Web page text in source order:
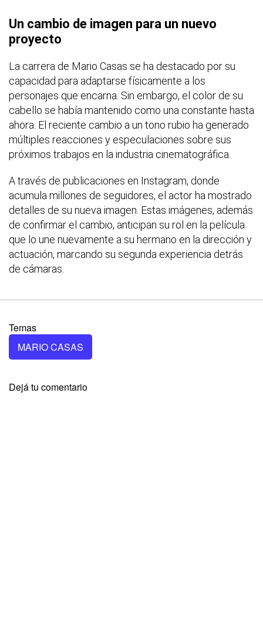
Un cambio de imagen para un nuevo
proyecto
La carrera de Mario Casas se ha destacado por su
capacidad para adaptarse físicamente a los
personajes que encarna. Sin embargo, el color de su
cabello se había mantenido como una constante hasta
ahora. El reciente cambio a un tono rubio ha generado
múltiples reacciones y especulaciones sobre sus
próximos trabajos en la industria cinematográfica.
A través de publicaciones en Instagram, donde
acumula millones de seguidores, el actor ha mostrado
detalles de su nueva imagen. Estas imágenes, además
de confirmar el cambio, anticipan su rol en la película
que lo une nuevamente a su hermano en la dirección y
actuación, marcando su segunda experiencia detrás
de cámaras.
Temas
MARIO CASAS
Dejá tu comentario